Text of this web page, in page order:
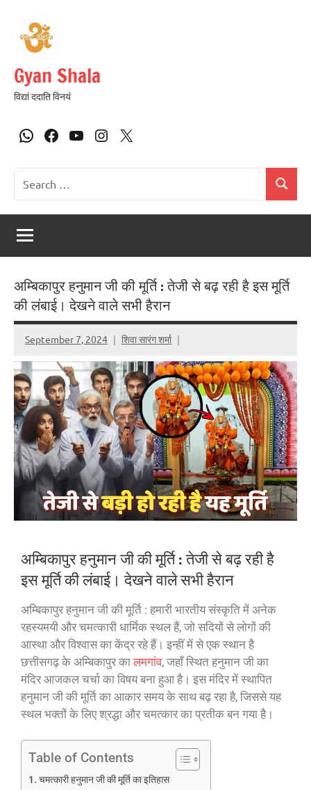
Gyan Shala
विद्यां ददाति विनयं
अम्बिकापुर हनुमान जी की मूर्ति : तेजी से बढ़ रही है इस मूर्ति
की लंबाई। देखने वाले सभी हैरान
September 7, 2024 शिवा सारंग शर्मा
अम्बिकापुर हनुमान जी की मूर्ति : तेजी से बढ़ रही है
इस मूर्ति की लंबाई। देखने वाले सभी हैरान
अम्बिकापुर हनुमान जी की मूर्ति : हमारी भारतीय संस्कृति में अनेक
रहस्यमयी और चमत्कारी धार्मिक स्थल हैं, जो सदियों से लोगों की
आस्था और विश्वास का केंद्र रहे हैं। इन्हीं में से एक स्थान है
छत्तीसगढ़ के अम्बिकापुर कालमगांव, जहाँ स्थित हनुमान जी का
मंदिर आजकल चर्चा का विषय बना हुआ है। इस मंदिर में स्थापित
हनुमान जी की मूर्ति का आकार समय के साथ बढ़ रहा है, जिससे यह
स्थल भक्तों के लिए श्रद्धा और चमत्कार का प्रतीक बन गया है।
Table of Contents
चमत्कारी हनुमान जी की मूर्ति का इतिहास